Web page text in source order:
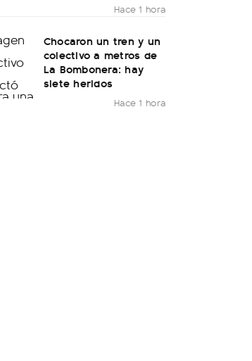
Hace 1 hora
Chocaron un tren y un
colectivo a metros de
La Bombonera: hay
siete heridos
Hace 1 hora